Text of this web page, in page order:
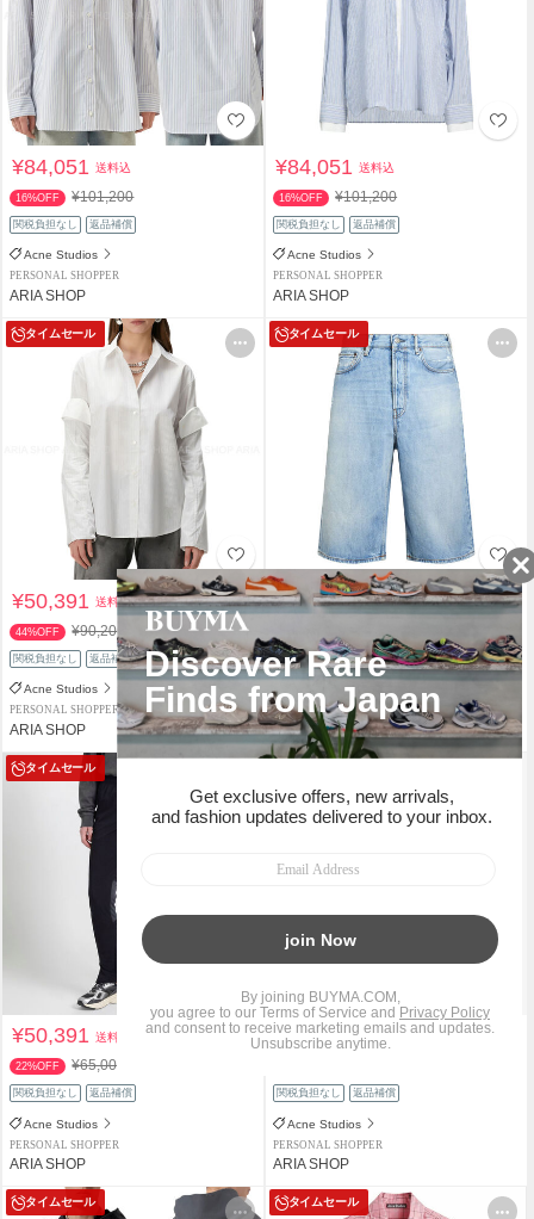
¥84,051送料込
16%OFF ¥101,200
関税負担なし 返品補償
Acne Studios
PERSONAL SHOPPER
ARIA SHOP
¥84,051送料込
16%OFF ¥101,200
関税負担なし 返品補償
Acne Studios
PERSONAL SHOPPER
ARIA SHOP
タイムセール
¥50,391送料込
44%OFF ¥90,200
関税負担なし 返品補償
Acne Studios
PERSONAL SHOPPER
ARIA SHOP
タイムセール
¥59,301送料込
関税負担なし 返品補償
Acne Studios
PERSONAL SHOPPER
ARIA SHOP
タイムセール
¥50,391送料込
22%OFF ¥65,000
関税負担なし 返品補償
Acne Studios
PERSONAL SHOPPER
ARIA SHOP
¥93,951送料込
関税負担なし 返品補償
Acne Studios
PERSONAL SHOPPER
ARIA SHOP
タイムセール タイムセール